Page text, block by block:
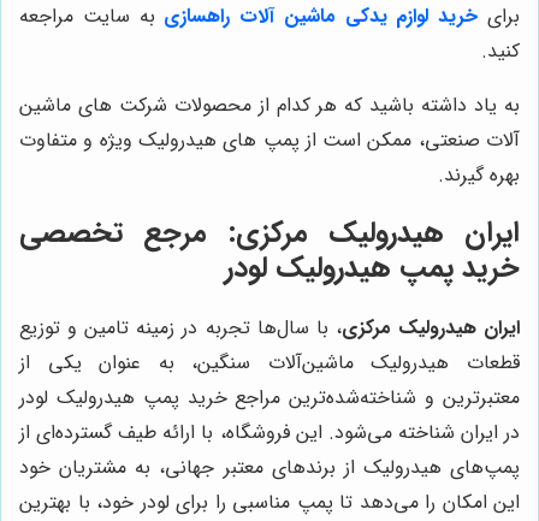
برای خرید لوازم یدکی ماشین آلات راهسازی به سایت مراجعه
کنید.
به یاد داشته باشید که هر کدام از محصولات شرکت های ماشین
آلات صنعتی، ممکن است از پمپ های هیدرولیک ویژه و متفاوت
بهره گیرند.
ایران هیدرولیک مرکزی: مرجع تخصصی
خرید پمپ هیدرولیک لودر
ایران هیدرولیک مرکزی، با سال‌ها تجربه در زمینه تامین و توزیع
قطعات هیدرولیک ماشین‌آلات سنگین، به عنوان یکی از
معتبرترین و شناخته‌شده‌ترین مراجع خرید پمپ هیدرولیک لودر
در ایران شناخته می‌شود. این فروشگاه، با ارائه طیف گسترده‌ای از
پمپ‌های هیدرولیک از برندهای معتبر جهانی، به مشتریان خود
این امکان را می‌دهد تا پمپ مناسبی را برای لودر خود، با بهترین